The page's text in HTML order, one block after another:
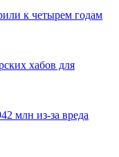
к четырем годам
хабов для
млн из-за вреда